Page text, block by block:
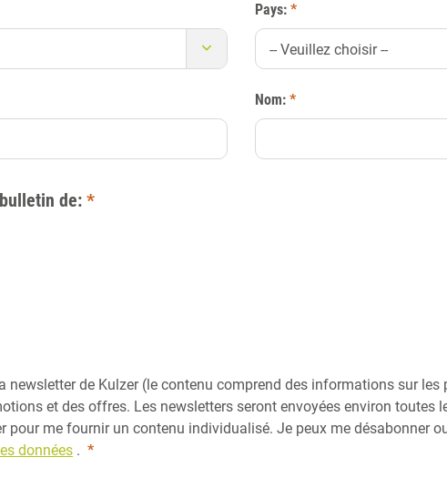
-- Veuillez choisir --
Pays: *
Nom: *
de: *
newsletter de Kulzer (le contenu comprend des informations sur
et des offres. Les newsletters seront envoyées environ
pour me fournir un contenu individualisé. Je peux me désabonner
données . *